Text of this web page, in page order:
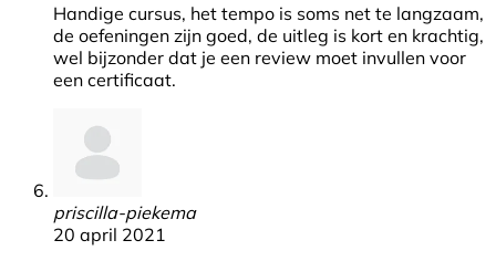
Handige cursus, het tempo is soms net te langzaam,
de oefeningen zijn goed, de uitleg is kort en krachtig,
wel bijzonder dat je een review moet invullen voor
een certificaat.
priscilla-piekema
20 april 2021